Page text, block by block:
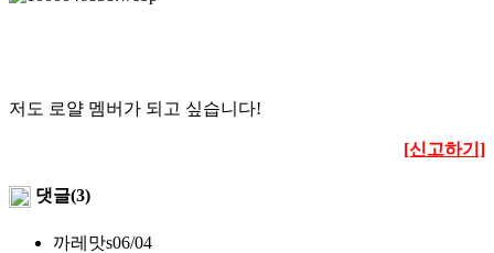
저도 로얄 멤버가 되고 싶습니다!
[신고하기]
댓글(3)
까레맛s06/04